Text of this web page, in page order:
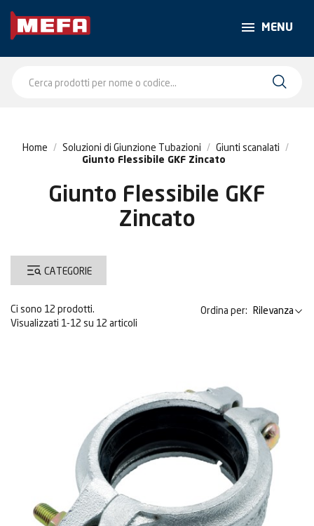
MENU
Home Soluzioni di Giunzione Tubazioni Giunti scanalati
Giunto Flessibile GKF Zincato
Giunto Flessibile GKF
Zincato
CATEGORIE
Ci sono 12 prodotti. Ordina per: Rilevanza
Visualizzati 1-12 su 12 articoli